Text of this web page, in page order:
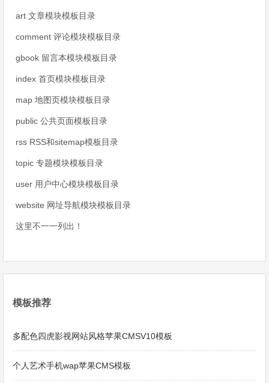
art 文章模块模板目录
comment 评论模块模板目录
gbook 留言本模块模板目录
index 首页模块模板目录
map 地图页模块模板目录
public 公共页面模板目录
rss RSS和sitemap模板目录
topic 专题模块模板目录
user 用户中心模块模板目录
website 网址导航模块模板目录
这里不一一列出！
模板推荐
多配色四虎影视网站风格苹果CMSV10模板
个人艺术手机wap苹果CMS模板